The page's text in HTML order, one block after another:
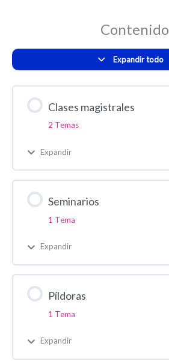
Contenido
Expandir todo
Clases magistrales
2 Temas
Expandir
Seminarios
1 Tema
Expandir
Píldoras
1 Tema
Expandir